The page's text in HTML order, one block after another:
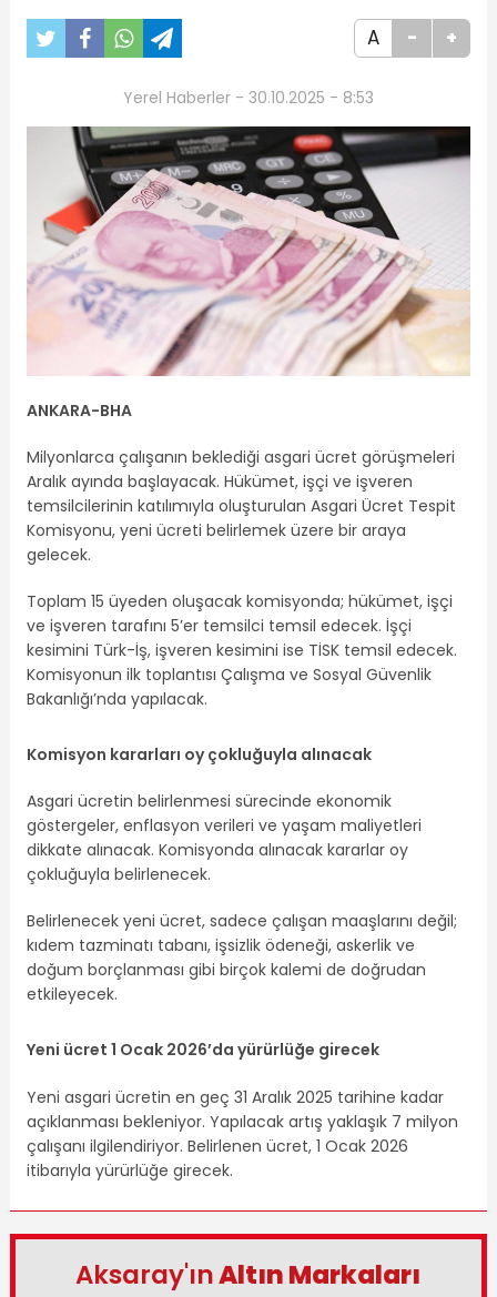
A - +
Yerel Haberler - 30.10.2025 - 8:53
ANKARA-BHA
Milyonlarca çalışanın beklediği asgari ücret görüşmeleri
Aralık ayında başlayacak. Hükümet, işçi ve işveren
temsilcilerinin katılımıyla oluşturulan Asgari Ücret Tespit
Komisyonu, yeni ücreti belirlemek üzere bir araya
gelecek.
Toplam 15 üyeden oluşacak komisyonda; hükümet, işçi
ve işveren tarafını 5’er temsilci temsil edecek. İşçi
kesimini Türk-İş, işveren kesimini ise TİSK temsil edecek.
Komisyonun ilk toplantısı Çalışma ve Sosyal Güvenlik
Bakanlığı’nda yapılacak.
Komisyon kararları oy çokluğuyla alınacak
Asgari ücretin belirlenmesi sürecinde ekonomik
göstergeler, enflasyon verileri ve yaşam maliyetleri
dikkate alınacak. Komisyonda alınacak kararlar oy
çokluğuyla belirlenecek.
Belirlenecek yeni ücret, sadece çalışan maaşlarını değil;
kıdem tazminatı tabanı, işsizlik ödeneği, askerlik ve
doğum borçlanması gibi birçok kalemi de doğrudan
etkileyecek.
Yeni ücret 1 Ocak 2026’da yürürlüğe girecek
Yeni asgari ücretin en geç 31 Aralık 2025 tarihine kadar
açıklanması bekleniyor. Yapılacak artış yaklaşık 7 milyon
çalışanı ilgilendiriyor. Belirlenen ücret, 1 Ocak 2026
itibarıyla yürürlüğe girecek.
Aksaray'ınAltın Markaları